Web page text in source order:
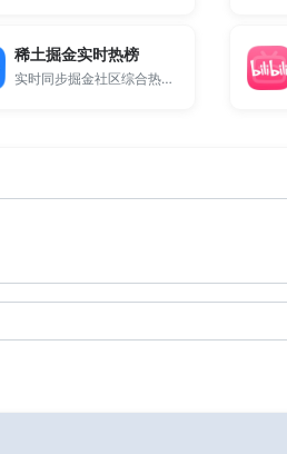
稀土掘金实时热榜
实时同步掘金社区综合热榜。